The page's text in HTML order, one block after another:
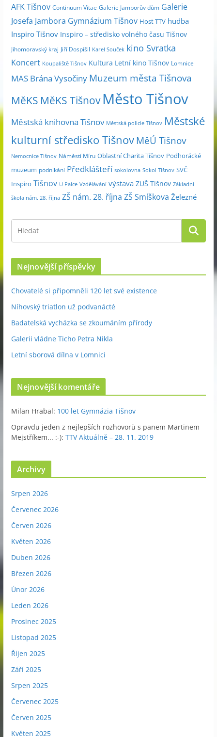
v
d
l
e
m
s
í
e
AFK Tišnov Continuum Vitae Galerie Jamborův dům Galerie
Josefa Jambora Gymnázium Tišnov Host TTV hudba
Inspiro Tišnov Inspiro – středisko volného času Tišnov
Jihomoravský kraj Jiří Dospíšil Karel Souček kino Svratka
Koncert Koupaliště Tišnov Kultura Letní kino Tišnov Lomnice
MAS Brána Vysočiny Muzeum města Tišnova
MěKS MěKS Tišnov Město Tišnov
Městská knihovna Tišnov Městská policie Tišnov Městské
kulturní středisko Tišnov MěÚ Tišnov
Nemocnice Tišnov Náměstí Míru Oblastní Charita Tišnov Podhorácké
muzeum podnikání Předklášteří sokolovna Sokol Tišnov SVČ
Inspiro Tišnov U Palce Vzdělávání výstava ZUŠ Tišnov Základní
škola nám. 28. října ZŠ nám. 28. října ZŠ Smíškova Železné
Nejnovější příspěvky
Chovatelé si připomněli 120 let své existence
Níhovský triatlon už podvanácté
Badatelská vycházka se zkoumáním přírody
Galerii vládne Ticho Petra Nikla
Letní sborová dílna v Lomnici
Nejnovější komentáře
Milan Hrabal: 100 let Gymnázia Tišnov
Opravdu jeden z nejlepších rozhovorů s panem Martinem
Mejstříkem... :-): TTV Aktuálně – 28. 11. 2019
Archivy
Srpen 2026
Červenec 2026
Červen 2026
Květen 2026
Duben 2026
Březen 2026
Únor 2026
Leden 2026
Prosinec 2025
Listopad 2025
Říjen 2025
Září 2025
Srpen 2025
Červenec 2025
Červen 2025
Květen 2025